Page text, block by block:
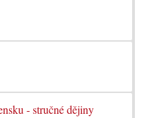
- stručné dějiny